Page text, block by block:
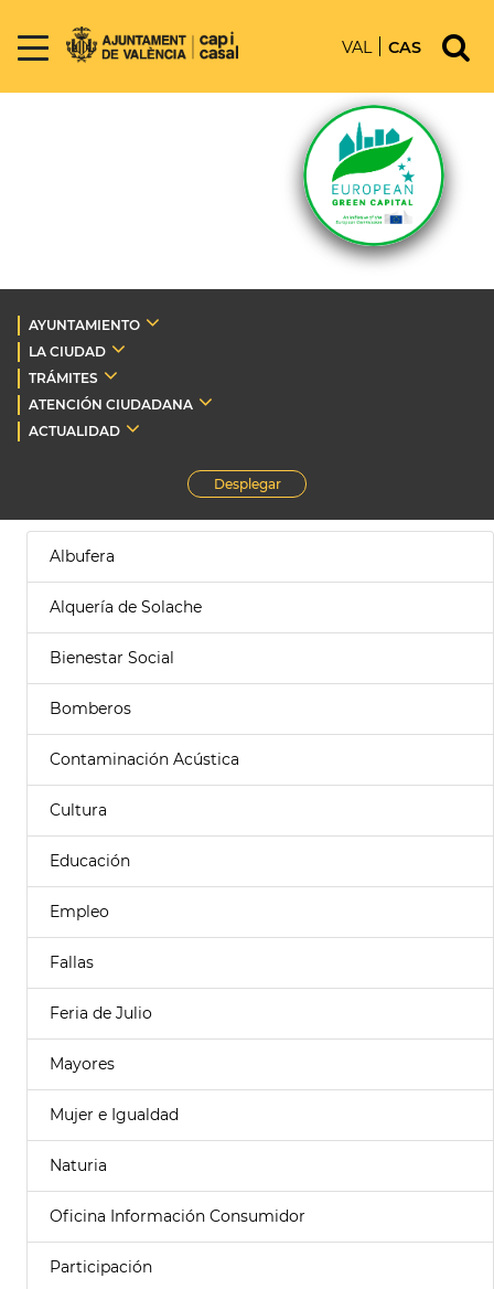
VAL CAS
AYUNTAMIENTO
LA CIUDAD
TRÁMITES
ATENCIÓN CIUDADANA
ACTUALIDAD
Desplegar
Albufera
Alquería de Solache
Bienestar Social
Bomberos
Contaminación Acústica
Cultura
Educación
Empleo
Fallas
Feria de Julio
Mayores
Mujer e Igualdad
Naturia
Oficina Información Consumidor
Participación